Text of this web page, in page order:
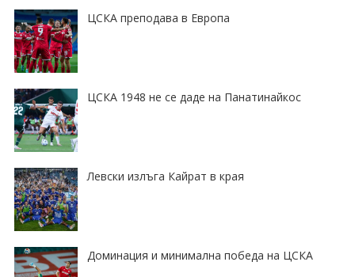
ЦСКА преподава в Европа
ЦСКА 1948 не се даде на Панатинайкос
Левски излъга Кайрат в края
Доминация и минимална победа на ЦСКА